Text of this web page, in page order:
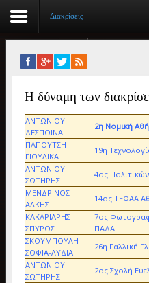
Αρχική
Βιογραφικό
Συγγραφικό έργο
Εργασίες
Ιστορίες Επιτυχίας
Επιτυχόντες
Διακρίσεις
«Μικρά Βιβλία»
Διακρίσεις
Η δύναμη των
ΑΝΤΩΝΙΟΥ
ΔΕΣΠΟΙΝΑ
2η Νομική
ΠΑΠΟΥΤΣΗ
ΓΙΟΥΛΙΚΑ
19η
ΑΝΤΩΝΙΟΥ
ΣΩΤΗΡΗΣ
4ος
ΜΕΝΔΡΙΝΟΣ
ΑΛΚΗΣ
14ος ΤΕΦΑΑ
ΚΑΚΑΡΙΑΡΗΣ
ΣΠΥΡΟΣ
7ος
ΠΑΔΑ
ΣΚΟΥΜΠΟΥΛΗ
ΣΟΦΙΑ-ΛΥΔΙΑ
26η Γαλλική
ΑΝΤΩΝΙΟΥ
ΣΩΤΗΡΗΣ
2ος Σχολή